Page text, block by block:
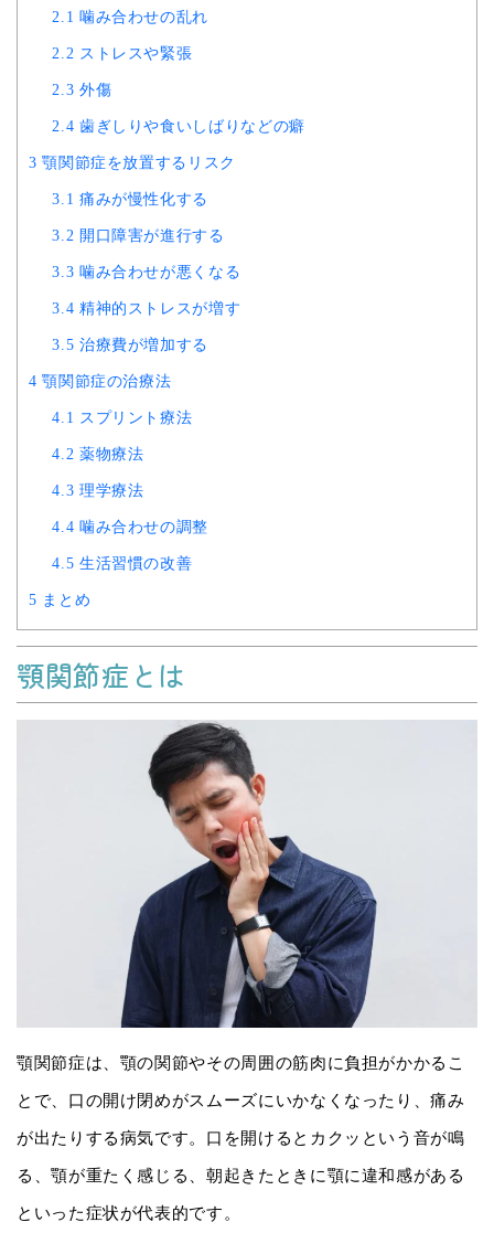
2.1 噛み合わせの乱れ
2.2 ストレスや緊張
2.3 外傷
2.4 歯ぎしりや食いしばりなどの癖
3 顎関節症を放置するリスク
3.1 痛みが慢性化する
3.2 開口障害が進行する
3.3 噛み合わせが悪くなる
3.4 精神的ストレスが増す
3.5 治療費が増加する
4 顎関節症の治療法
4.1 スプリント療法
4.2 薬物療法
4.3 理学療法
4.4 噛み合わせの調整
4.5 生活習慣の改善
5 まとめ
顎関節症とは
顎関節症は、顎の関節やその周囲の筋肉に負担がかかるこ
とで、口の開け閉めがスムーズにいかなくなったり、痛み
が出たりする病気です。口を開けるとカクッという音が鳴
る、顎が重たく感じる、朝起きたときに顎に違和感がある
といった症状が代表的です。